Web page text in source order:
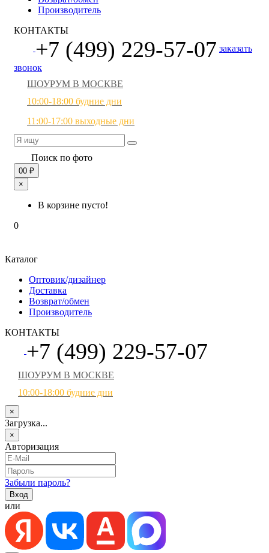
Производитель
КОНТАКТЫ
+7 (499) 229-57-07 заказать
звонок
ШОУРУМ В МОСКВЕ
10:00-18:00 будние дни
11:00-17:00 выходные дни
Поиск по фото
00 ₽
×
В корзине пусто!
0
Каталог
Оптовик/дизайнер
Доставка
Возврат/обмен
Производитель
КОНТАКТЫ
+7 (499) 229-57-07
ШОУРУМ В МОСКВЕ
10:00-18:00 будние дни
×
Загрузка...
×
Авторизация
Забыли пароль?
или